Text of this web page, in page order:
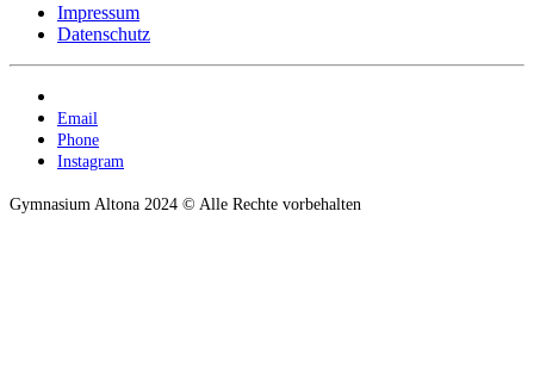
Impressum
Datenschutz
Email
Phone
Instagram
Gymnasium Altona 2024 © Alle Rechte vorbehalten